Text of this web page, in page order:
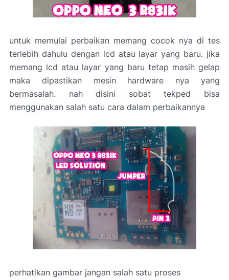
untuk memulai perbaikan memang cocok nya di tes
terlebih dahulu dengan lcd atau layar yang baru. jika
memang lcd atau layar yang baru tetap masih gelap
maka dipastikan mesin hardware nya yang
bermasalah. nah disini sobat tekped bisa
menggunakan salah satu cara dalam perbaikannya
perhatikan gambar jangan salah satu proses